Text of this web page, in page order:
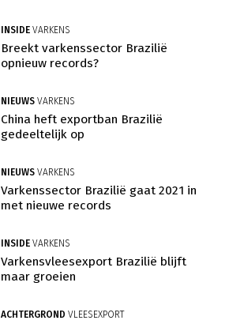
INSIDE VARKENS
Breekt varkenssector Brazilië
opnieuw records?
NIEUWS VARKENS
China heft exportban Brazilië
gedeeltelijk op
NIEUWS VARKENS
Varkenssector Brazilië gaat 2021 in
met nieuwe records
INSIDE VARKENS
Varkensvleesexport Brazilië blijft
maar groeien
ACHTERGROND VLEESEXPORT